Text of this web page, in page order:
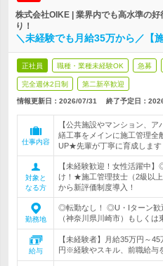
株式会社OIKE | 業界内でも高水準の
り！
＼未経験でも月給35万から／【
正社員 職種・業種未経験OK 急募
完全週休2日制 第二新卒歓迎
情報更新日：2026/07/31 終了予定日：
仕事内容
【公共施設やマンション、
繕工事をメインに施工管理
UP★先輩が丁寧に育成します
対象と
なる方
【未経験歓迎！女性活躍中
け！★施工管理技士（2級以
から新評価制度導入！
勤務地
◎転勤なし！ ◎U・Iターン
（神奈川県川崎市）もしくは
給与
【未経験者】月給35万円～
円※経験やスキル、前職給与